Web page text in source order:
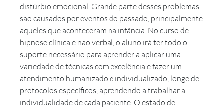
distúrbio emocional. Grande parte desses problemas
são causados por eventos do passado, principalmente
aqueles que aconteceram na infância. No curso de
hipnose clínica e não verbal, o aluno irá ter todo o
suporte necessário para aprender a aplicar uma
variedade de técnicas com excelência e fazer um
atendimento humanizado e individualizado, longe de
protocolos específicos, aprendendo a trabalhar a
individualidade de cada paciente. O estado de